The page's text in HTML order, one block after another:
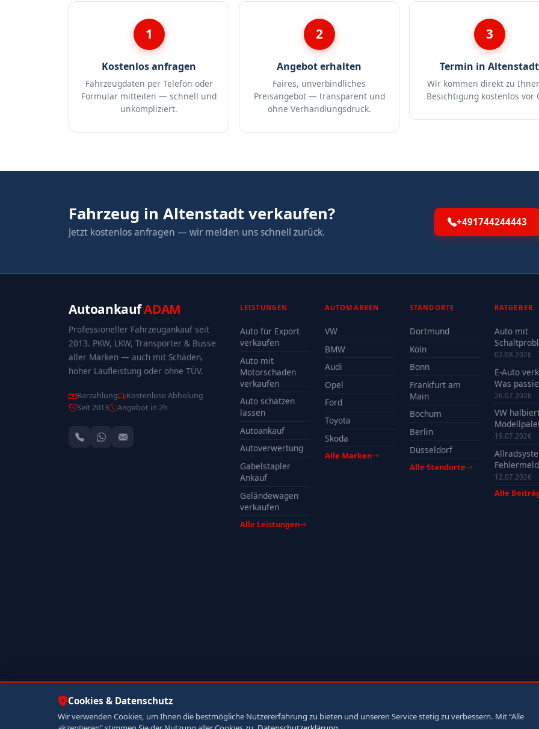
1
Kostenlos anfragen
Fahrzeugdaten per Telefon oder
Formular mitteilen — schnell und
unkompliziert.
2
Angebot erhalten
Faires, unverbindliches
Preisangebot — transparent und
ohne Verhandlungsdruck.
3
Termin in Altenstadt
Wir kommen direkt zu
Besichtigung kostenlos vor
Fahrzeug in Altenstadt verkaufen?
Jetzt kostenlos anfragen — wir melden uns schnell zurück.
+491744244443
AutoankaufADAM
Professioneller Fahrzeugankauf seit
2013. PKW, LKW, Transporter & Busse
aller Marken — auch mit Schäden,
hoher Laufleistung oder ohne TÜV.
Barzahlung
Kostenlose Abholung
Seit 2013
Angebot in 2h
LEISTUNGEN
Auto für Export
verkaufen
Auto mit
Motorschaden
verkaufen
Auto schätzen
lassen
Autoankauf
Autoverwertung
Gabelstapler
Ankauf
Geländewagen
verkaufen
Alle Leistungen
AUTOMARKEN
VW
BMW
Audi
Opel
Ford
Toyota
Skoda
Alle Marken
STANDORTE
Dortmund
Köln
Bonn
Frankfurt am
Main
Bochum
Berlin
Düsseldorf
Alle Standorte
RATGEBER
Auto mit
verkaufen -
Verkauf?
02.08.2026
E-Auto
Was
der
26.07.2026
VW
Welche
19.07.2026
Ursachen,
& Tipps
12.07.2026
Alle
© 2026 Autoankauf ADAM. Alle Rechte vorbehalten.
Cookies & Datenschutz
Wir verwenden Cookies, um Ihnen die bestmögliche Nutzererfahrung zu bieten und unseren Service stetig zu verbessern. Mit “Alle